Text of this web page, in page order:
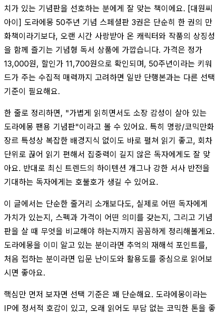
치가 있는 기념판을 선호하는 분에게 잘 맞는 책이에요. [대원씨
아이] 도라에몽 50주년 기념 스페셜판 3권은 단순히 한 권의 만
화책이라기보다, 오랜 시간 사랑받아 온 캐릭터와 작품의 상징성
을 함께 즐기는 기념형 독서 상품에 가깝습니다. 가격은 정가
13,000원, 할인가 11,700원으로 확인되며, 50주년이라는 키워
드가 주는 수집적 매력까지 고려하면 일반 단행본과는 다른 선택
기준이 필요해요.
한 줄로 정리하면, "가볍게 읽히면서도 소장 감성이 살아 있는
도라에몽 팬용 기념판"이라고 볼 수 있어요. 특히 명랑/코믹만화
장르 특성상 복잡한 배경지식 없이도 바로 펼쳐 읽기 좋고, 회차
단위로 끊어 읽기 편해서 집중력이 길지 않은 독자에게도 잘 맞
아요. 반대로 최신 트렌드의 하이텐션 개그나 강한 서사 반전을
기대하는 독자에게는 호불호가 생길 수 있어요.
이 글에서는 단순한 줄거리 소개보다도, 실제로 어떤 독자에게
가치가 있는지, 스펙과 가격이 어떤 의미를 갖는지, 그리고 기념
판을 살 때 무엇을 비교해야 하는지까지 꼼꼼하게 정리해볼게요.
도라에몽을 이미 알고 있는 분이라면 추억의 재해석 포인트를,
처음 접하는 분이라면 입문 난이도와 활용도를 중심으로 읽어보
시면 좋아요.
핵심만 먼저 보자면 선택 기준은 꽤 단순해요. 도라에몽이라는
IP에 정서적 호감이 있고, 오래 읽어도 부담 없는 코믹한 톤을 좋